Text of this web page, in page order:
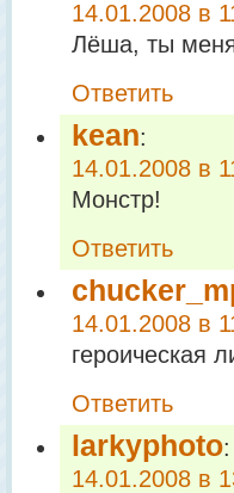
14.01.2008 в
Лёша, ты
Ответить
kean:
14.01.2008 в
Монстр!
Ответить
14.01.2008 в
героическая
Ответить
larkyphoto:
14.01.2008 в